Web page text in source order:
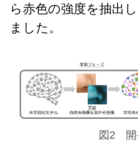
ら赤色の強度を抽出
ました。
図2 開